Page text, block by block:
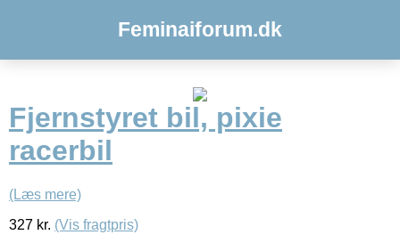
Feminaiforum.dk
Fjernstyret bil, pixie
racerbil
(Læs mere)
327 kr. (Vis fragtpris)